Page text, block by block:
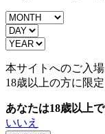
本サイトへのご入場
18歳以上の方に限
あなたは18歳以上
いいえ